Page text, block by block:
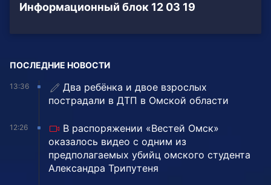
Информационный блок 12 03 19
ПОСЛЕДНИЕ НОВОСТИ
13:36
Два ребёнка и двое взрослых
пострадали в ДТП в Омской области
12:26
В распоряжении «Вестей Омск»
оказалось видео с одним из
предполагаемых убийц омского студента
Александра Трипутеня